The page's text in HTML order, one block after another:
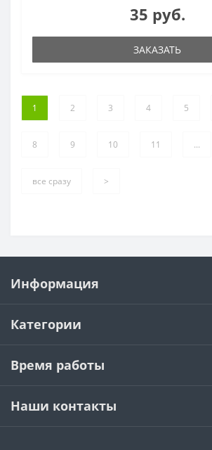
35 руб.
ЗАКАЗАТЬ
1 2 3 4 5
8 9 10 11 ...
все сразу >
Информация
Категории
Время работы
Наши контакты